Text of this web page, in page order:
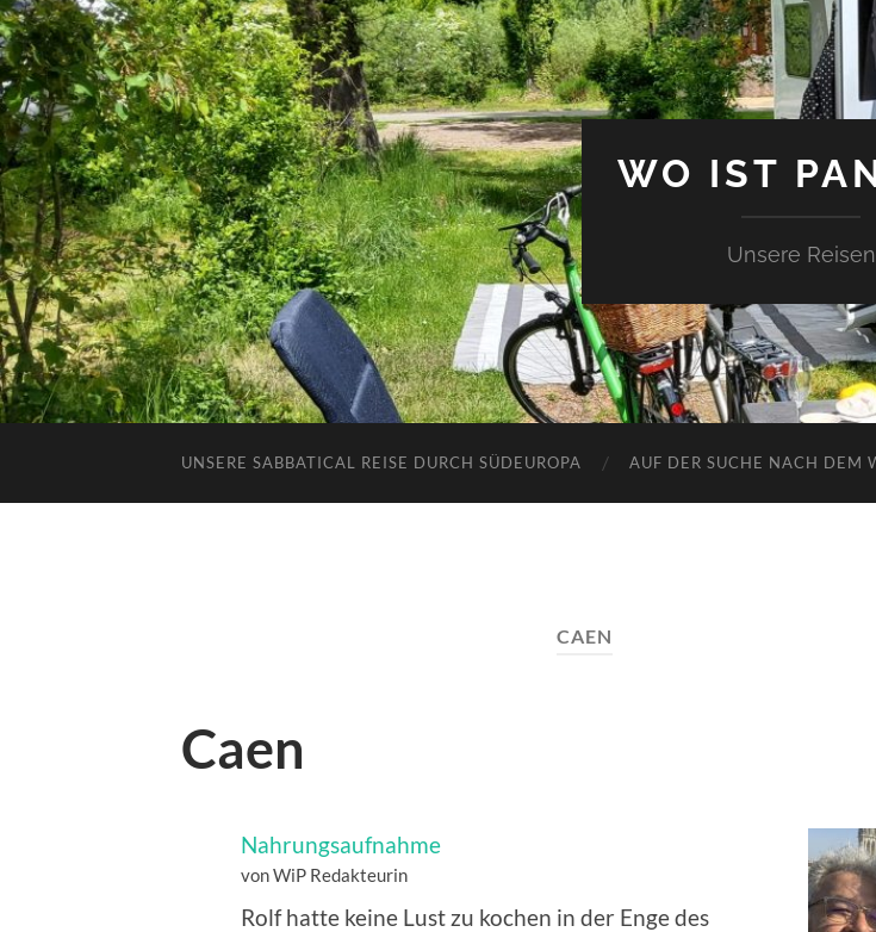
WO IST
Unsere Reisen
UNSERE SABBATICAL REISE DURCH SÜDEUROPA AUF DER SUCHE NACH DEM
CAEN
Caen
Nahrungsaufnahme
von WiP Redakteurin
Rolf hatte keine Lust zu kochen in der Enge des